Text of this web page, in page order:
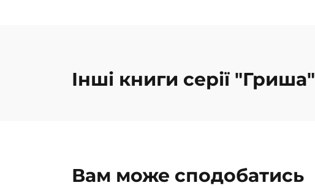
Інші книги серії "Гриша"
Вам може сподобатись